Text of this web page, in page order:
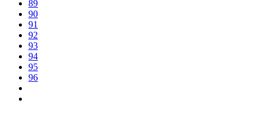
89
90
91
92
93
94
95
96